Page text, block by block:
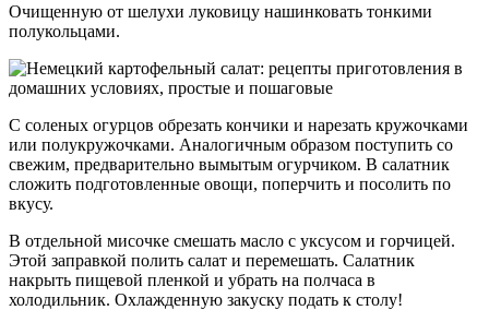
Очищенную от шелухи луковицу нашинковать тонкими
полукольцами.
С соленых огурцов обрезать кончики и нарезать кружочками
или полукружочками. Аналогичным образом поступить со
свежим, предварительно вымытым огурчиком. В салатник
сложить подготовленные овощи, поперчить и посолить по
вкусу.
В отдельной мисочке смешать масло с уксусом и горчицей.
Этой заправкой полить салат и перемешать. Салатник
накрыть пищевой пленкой и убрать на полчаса в
холодильник. Охлажденную закуску подать к столу!